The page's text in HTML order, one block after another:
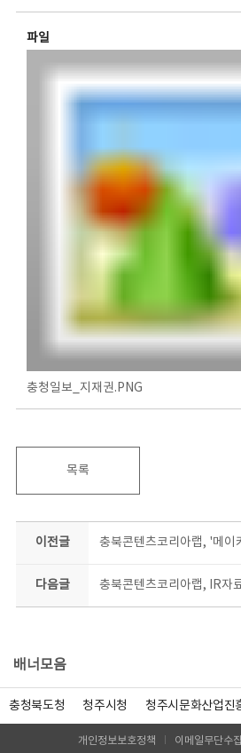
파일
충청일보_지재권.PNG
목록
이전글 충북콘텐츠코리아랩, '메이
다음글 충북콘텐츠코리아랩, IR자
배너모음
충청북도청 청주시청 청주시문화산업진
개인정보보호정책 이메일무단수